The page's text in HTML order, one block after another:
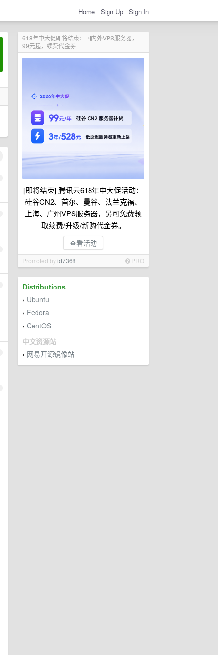
Home Sign Up Sign In
618年中大促即将结束：国内外VPS服务器，
99元起，续费代金券
[即将结束] 腾讯云618年中大促活动：
硅谷CN2、首尔、曼谷、法兰克福、
上海、广州VPS服务器，另可免费领
取续费/升级/新购代金券。
查看活动
Promoted byid7368 PRO
Distributions
› Ubuntu
› Fedora
› CentOS
中文资源站
› 网易开源镜像站